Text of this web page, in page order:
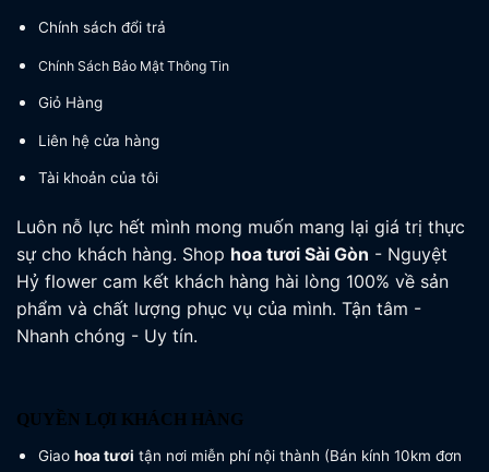
Chính sách đổi trả
Chính Sách Bảo Mật Thông Tin
Giỏ Hàng
Liên hệ cửa hàng
Tài khoản của tôi
Luôn nỗ lực hết mình mong muốn mang lại giá trị thực
sự cho khách hàng. Shop hoa tươi Sài Gòn - Nguyệt
Hỷ flower cam kết khách hàng hài lòng 100% về sản
phẩm và chất lượng phục vụ của mình. Tận tâm -
Nhanh chóng - Uy tín.
QUYỀN LỢI KHÁCH HÀNG
Giao hoa tươi tận nơi miễn phí nội thành (Bán kính 10km đơn